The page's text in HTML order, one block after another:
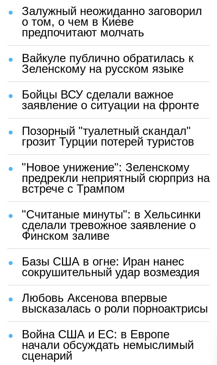
Залужный неожиданно заговорил
о том, о чем в Киеве
предпочитают молчать
Вайкуле публично обратилась к
Зеленскому на русском языке
Бойцы ВСУ сделали важное
заявление о ситуации на фронте
Позорный "туалетный скандал"
грозит Турции потерей туристов
"Новое унижение": Зеленскому
предрекли неприятный сюрприз на
встрече с Трампом
"Считаные минуты": в Хельсинки
сделали тревожное заявление о
Финском заливе
Базы США в огне: Иран нанес
сокрушительный удар возмездия
Любовь Аксенова впервые
высказалась о роли порноактрисы
Война США и ЕС: в Европе
начали обсуждать немыслимый
сценарий